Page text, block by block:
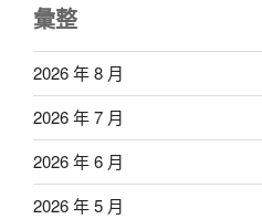
彙整
2026 年 8 月
2026 年 7 月
2026 年 6 月
2026 年 5 月